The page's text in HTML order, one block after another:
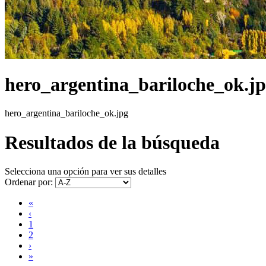
hero_argentina_bariloche_ok.jpg
Resultados de la búsqueda
Selecciona una opción para ver sus detalles
Ordenar por:
«
‹
1
2
›
»